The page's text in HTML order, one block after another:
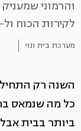
והרמוני
לקירות הכוח ול-DIY הזול
מערכת בית ונוי
השנה רק
כל מה שנמאס
ביותר בבית